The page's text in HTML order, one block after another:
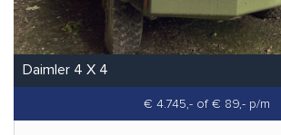
Daimler 4 X 4
€ 4.745,- of € 89,- p/m